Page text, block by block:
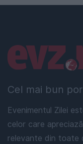
Cel mai bun
Evenimentul Zilei
celor care
relevante din toate
Linkuri utile